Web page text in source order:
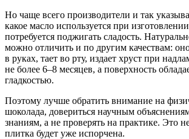
Но чаще всего производители и так
какое масло используется при
потребуется поджигать сладость.
можно отличить и по другим качествам:
в руках, тает во рту, издает хруст при
не более 6–8 месяцев, а поверхность
гладкостью.
Поэтому лучше обратить внимание на
шоколада, довериться научным
знаниям, а не проверять на практике. Это
плитка будет уже испорчена.